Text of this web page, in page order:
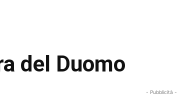
del Duomo
- Pubblicità -